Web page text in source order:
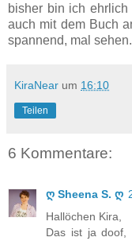
bisher bin ich
auch mit dem Buch
spannend, mal sehen.
KiraNear um 16:10
Teilen
6 Kommentare:
ღ Sheena S. ღ
Hallöchen Kira,
Das ist ja doof,